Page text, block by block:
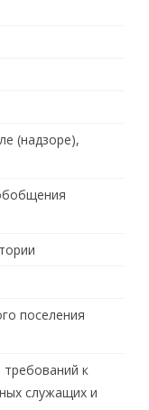
(надзоре),
поселения
к
служащих и